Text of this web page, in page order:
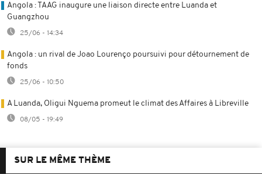
Angola : TAAG inaugure une liaison directe entre Luanda et
Guangzhou
25/06 - 14:34
Angola : un rival de Joao Lourenço poursuivi pour détournement de
fonds
25/06 - 10:50
A Luanda, Oligui Nguema promeut le climat des Affaires à Libreville
08/05 - 19:49
SUR LE MÊME THÈME